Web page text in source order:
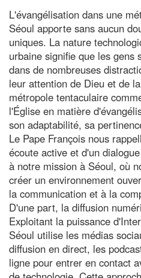
L'évangélisation dans une
Séoul apporte sans aucun
uniques. La nature
urbaine signifie que les gens
dans de nombreuses
leur attention de Dieu et de
métropole tentaculaire
l'Église en matière
son adaptabilité, sa
Le Pape François nous
écoute active et d'un
à notre mission à Séoul, où
créer un environnement
la communication et à la
D'une part, la diffusion
Exploitant la puissance
Séoul utilise les médias
diffusion en direct, les
ligne pour entrer en contact